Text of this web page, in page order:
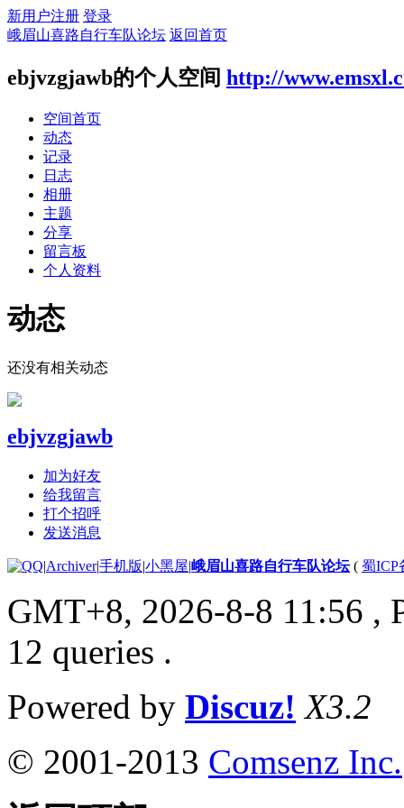
新用户注册 登录
峨眉山喜路自行车队论坛 返回首页
ebjvzgjawb的个人空间 http://
空间首页
动态
记录
日志
相册
主题
分享
留言板
个人资料
动态
还没有相关动态
ebjvzgjawb
加为好友
给我留言
打个招呼
发送消息
|Archiver|手机版|小黑屋|峨眉山喜路自行车队论坛( 蜀ICP
GMT+8, 2026-8-8 11:56 ,
12 queries .
Powered by Discuz! X3.2
© 2001-2013 Comsenz Inc.